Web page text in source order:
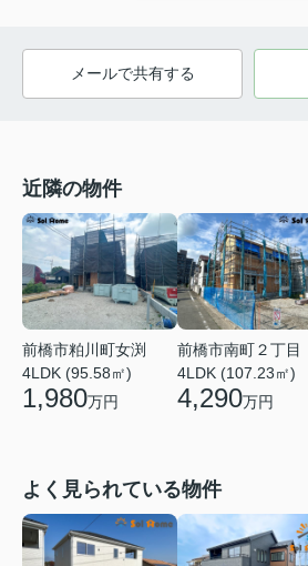
メールで共有する
近隣の物件
前橋市粕川町女渕
4LDK (95.58㎡)
1,980万円
前橋市南町２丁目
4LDK (107.23㎡)
4,290万円
よく見られている物件